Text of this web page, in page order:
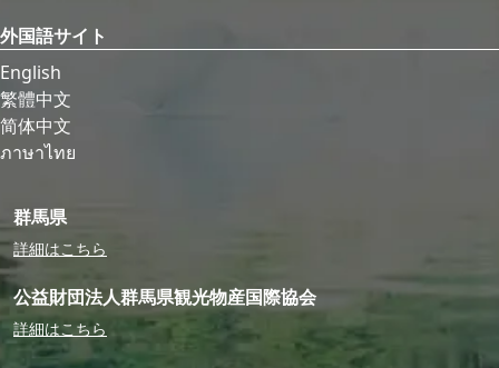
外国語サイト
English
繁體中文
简体中文
ภาษาไทย
群馬県
詳細はこちら
公益財団法人群馬県観光物産国際協会
詳細はこちら